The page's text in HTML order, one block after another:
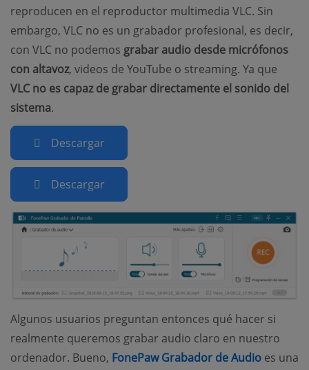
reproducen en el reproductor multimedia VLC. Sin
embargo, VLC no es un grabador profesional, es decir,
con VLC no podemos grabar audio desde micrófonos
con altavoz, videos de YouTube o streaming. Ya que
VLC no es capaz de grabar directamente el sonido del
sistema.
Descargar
Descargar
Algunos usuarios preguntan entonces qué hacer si
realmente queremos grabar audio claro en nuestro
ordenador. Bueno, FonePaw Grabador de Audio (opens
es una